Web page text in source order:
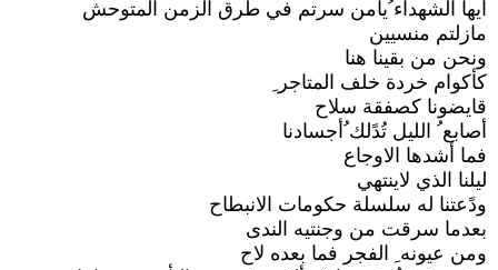
أيها الشهداء ُيامن سرتم في طرق الزمن المتوحش
مازلتم منسيين
ونحن من بقينا هنا
كأكوام خردة خلف المتاجر ِ
قايضونا كصفقة سلاح
أصابع ُ الليل تُدًلك ُأجسادنا
فما أشدها الاوجاع
ليلنا الذي لاينتهي
ودًعتنا له سلسلة حكومات الانبطاح
بعدما سرقت من وجنتيه الندى
ومن عيونه ِ الفجر فما بعده لاح